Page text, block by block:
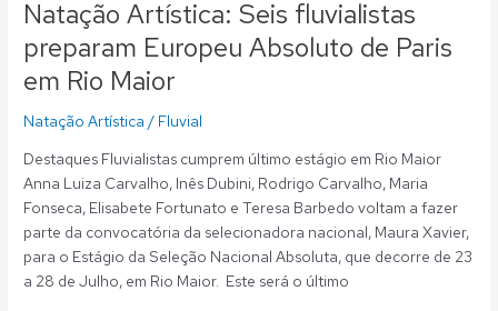
Natação Artística: Seis fluvialistas
preparam Europeu Absoluto de Paris
em Rio Maior
Natação Artística / Fluvial
Destaques Fluvialistas cumprem último estágio em Rio Maior
Anna Luiza Carvalho, Inês Dubini, Rodrigo Carvalho, Maria
Fonseca, Elisabete Fortunato e Teresa Barbedo voltam a fazer
parte da convocatória da selecionadora nacional, Maura Xavier,
para o Estágio da Seleção Nacional Absoluta, que decorre de 23
a 28 de Julho, em Rio Maior. Este será o último